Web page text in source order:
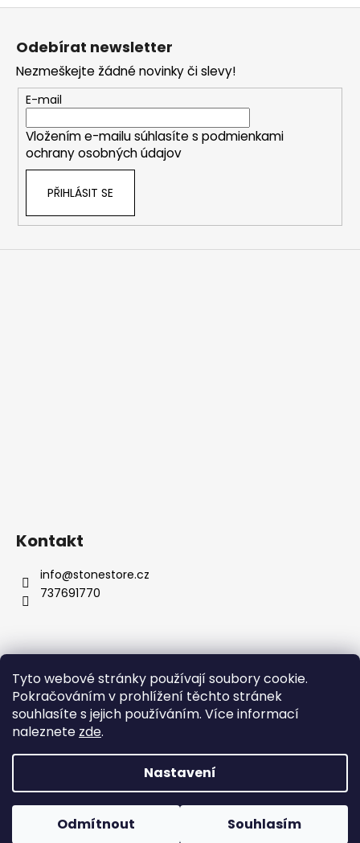
Tyto webové stránky používají soubory cookie.
Pokračováním v prohlížení těchto stránek
souhlasíte s jejich používáním. Více informací
naleznete zde.
Nastavení
Odmítnout Souhlasím
Odebírat newsletter
Nezmeškejte žádné novinky či slevy!
E-mail
Vložením e-mailu súhlasíte s podmienkami
ochrany osobných údajov
PŘIHLÁSIT SE
Kontakt
info@stonestore.cz
737691770
Obchodní podmínky Podmínky ochrany osobních údajů
Velkoobchod
Kontakty
Copyright 2026STONESTORE. Všechna práva vyhrazena.
Upravit nastavení cookies